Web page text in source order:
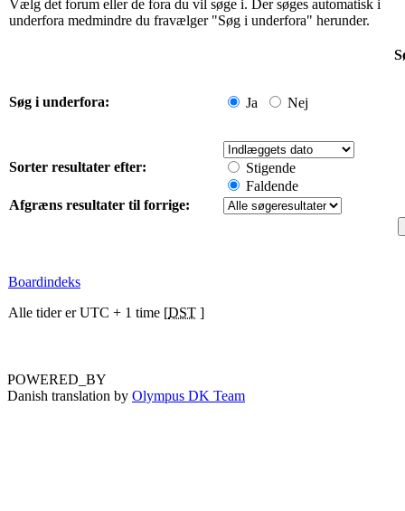
Vælg det forum eller de fora du vil søge i. Der søges automatisk i
underfora medmindre du fravælger "Søg i underfora" herunder.
Søg i underfora: Ja Nej
Sorter resultater efter:
Stigende
Faldende
Afgræns resultater til forrige:
Boardindeks
Alle tider er UTC + 1 time [DST ]
POWERED_BY
Danish translation by Olympus DK Team